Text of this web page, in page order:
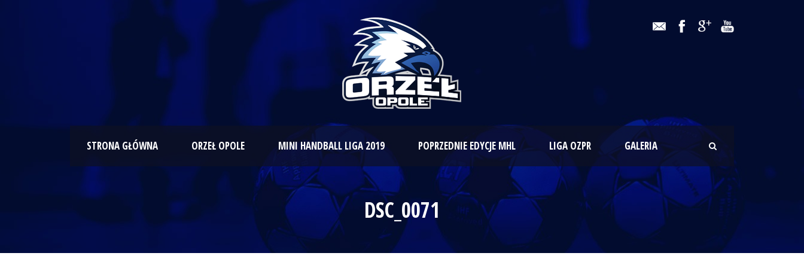
STRONA GŁÓWNA ORZEŁ OPOLE MINI HANDBALL LIGA 2019 POPRZEDNIE EDYCJE MHL LIGA OZPR GALERIA
DSC_0071